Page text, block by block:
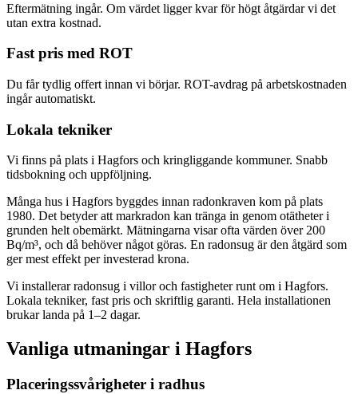
Eftermätning ingår. Om värdet ligger kvar för högt åtgärdar vi det
utan extra kostnad.
Fast pris med ROT
Du får tydlig offert innan vi börjar. ROT-avdrag på arbetskostnaden
ingår automatiskt.
Lokala tekniker
Vi finns på plats i Hagfors och kringliggande kommuner. Snabb
tidsbokning och uppföljning.
Många hus i Hagfors byggdes innan radonkraven kom på plats
1980. Det betyder att markradon kan tränga in genom otätheter i
grunden helt obemärkt. Mätningarna visar ofta värden över 200
Bq/m³, och då behöver något göras. En radonsug är den åtgärd som
ger mest effekt per investerad krona.
Vi installerar radonsug i villor och fastigheter runt om i Hagfors.
Lokala tekniker, fast pris och skriftlig garanti. Hela installationen
brukar landa på 1–2 dagar.
Vanliga utmaningar i Hagfors
Placeringssvårigheter i radhus